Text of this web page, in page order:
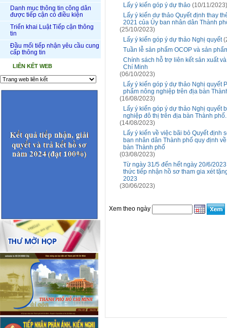
Danh mục thông tin công dân
được tiếp cận có điều kiện
Triển khai Luật Tiếp cận thông
tin
Đầu mối tiếp nhận yêu cầu cung
cấp thông tin
LIÊN KẾT WEB
Lấy ý kiến góp ý dự thảo (10/11/2023)
Lấy ý kiến dự thảo Quyết định thay
2021 của Ủy ban nhân dân Thành
(25/10/2023)
Lấy ý kiến góp ý dự thảo Nghị quyết
Tuần lễ sản phẩm OCOP và sản
Chính sách hỗ trợ liên kết sản xuất
Chí Minh
(06/10/2023)
Lấy ý kiến góp ý dự thảo Nghị quyết
phẩm nông nghiệp trên địa bàn
(16/08/2023)
Lấy ý kiến góp ý dự thảo Nghị quyết
nghiệp đô thị trên địa bàn Thành phố.
(14/08/2023)
Lấy ý kiến về việc bãi bỏ Quyết định
ban nhân dân Thành phố quy định
bàn Thành phố
(03/08/2023)
Từ ngày 31/5 đến hết ngày 20/6/
thức tiếp nhận hồ sơ tham gia xét
2023
(30/06/2023)
Xem theo ngày